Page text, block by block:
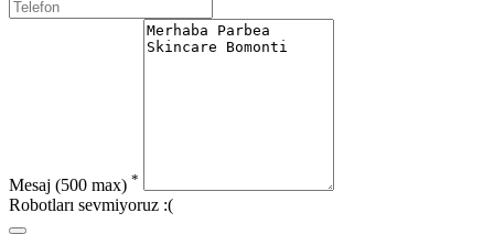
Mesaj (500 max) *
Robotları sevmiyoruz :(